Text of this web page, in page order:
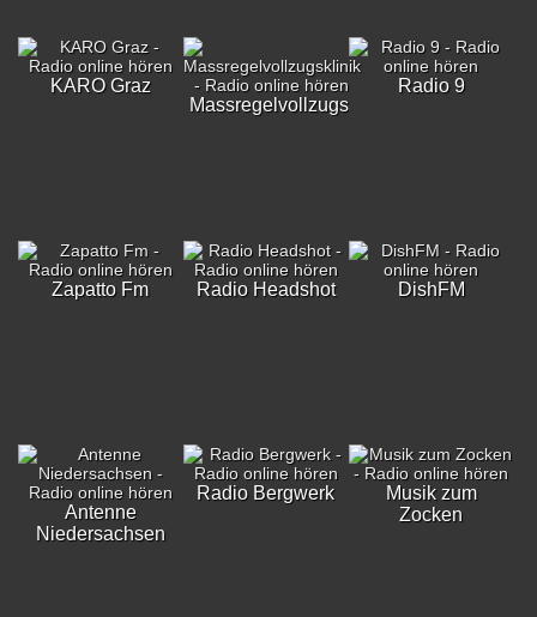
KARO Graz
Massregelvollzugsklinik
Radio 9
Zapatto Fm Radio Headshot DishFM
Antenne
Niedersachsen
Radio Bergwerk
Musik zum
Zocken